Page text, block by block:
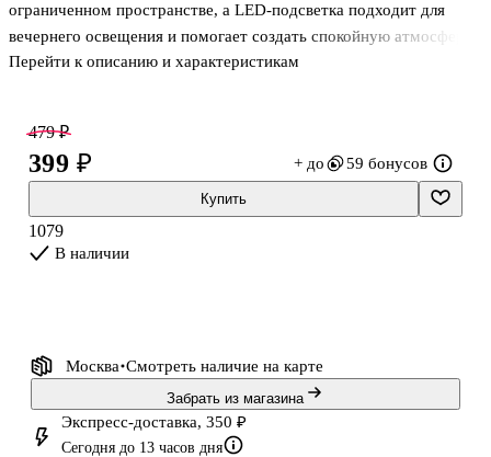
ограниченном пространстве, а LED-подсветка подходит для
вечернего освещения и помогает создать спокойную атмосферу
перед сном. Такой светильник станет милым подарком для
дарить.
Перейти к описанию и характеристикам
479 ₽
399 ₽ + до 59 бонусов
Купить
1079
В наличии
Москва Смотреть наличие на карте
Забрать из магазина
Экспресс-доставка, 350 ₽
Сегодня до 13 часов дня